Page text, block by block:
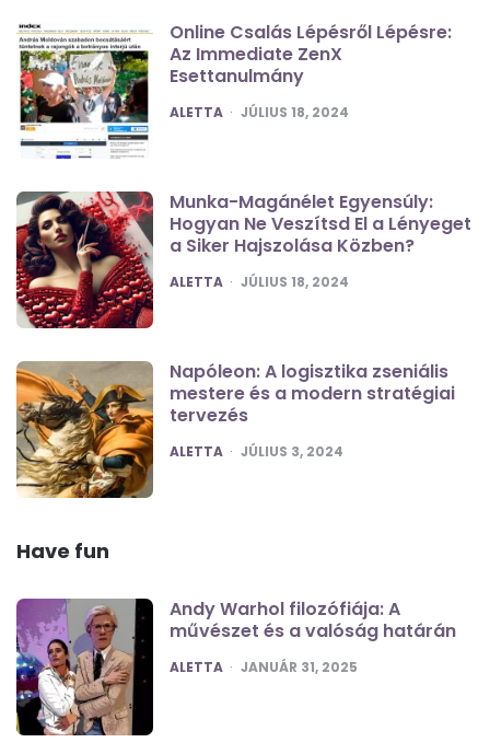
Online Csalás Lépésről Lépésre:
Az Immediate ZenX
Esettanulmány
POSTED
ALETTA JÚLIUS 18, 2024
Munka-Magánélet Egyensúly:
Hogyan Ne Veszítsd El a Lényeget
a Siker Hajszolása Közben?
POSTED
ALETTA JÚLIUS 18, 2024
Napóleon: A logisztika zseniális
mestere és a modern stratégiai
tervezés
POSTED
ALETTA JÚLIUS 3, 2024
Have fun
Andy Warhol filozófiája: A
művészet és a valóság határán
POSTED
ALETTA JANUÁR 31, 2025